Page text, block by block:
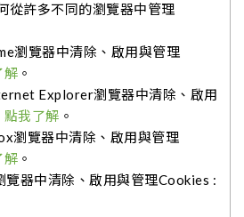
從許多不同的瀏覽器中管理
瀏覽器中清除、啟用與管理
解 。
Explorer瀏覽器中清除、啟用
點我了解 。
瀏覽器中清除、啟用與管理
解 。
器中清除、啟用與管理Cookies :